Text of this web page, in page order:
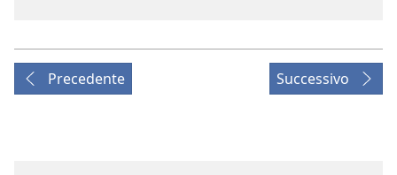
Precedente Successivo